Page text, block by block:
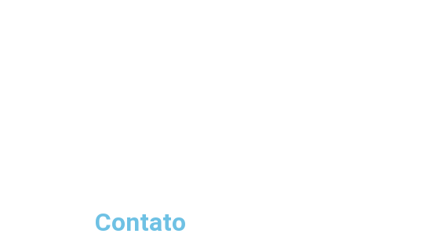
Contato